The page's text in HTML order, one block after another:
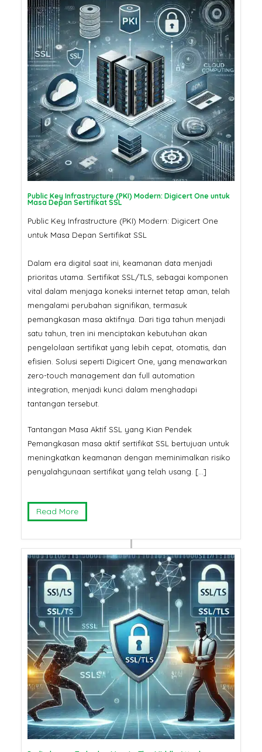
Public Key Infrastructure (PKI) Modern: Digicert One untuk
Masa Depan Sertifikat SSL
Public Key Infrastructure (PKI) Modern: Digicert One
untuk Masa Depan Sertifikat SSL
Dalam era digital saat ini, keamanan data menjadi
prioritas utama. Sertifikat SSL/TLS, sebagai komponen
vital dalam menjaga koneksi internet tetap aman, telah
mengalami perubahan signifikan, termasuk
pemangkasan masa aktifnya. Dari tiga tahun menjadi
satu tahun, tren ini menciptakan kebutuhan akan
pengelolaan sertifikat yang lebih cepat, otomatis, dan
efisien. Solusi seperti Digicert One, yang menawarkan
zero-touch management dan full automation
integration, menjadi kunci dalam menghadapi
tantangan tersebut.
Tantangan Masa Aktif SSL yang Kian Pendek
Pemangkasan masa aktif sertifikat SSL bertujuan untuk
meningkatkan keamanan dengan meminimalkan risiko
penyalahgunaan sertifikat yang telah usang. […]
Read More